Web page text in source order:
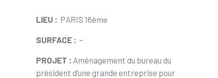
LIEU : PARIS 16ème
SURFACE : –
PROJET : Aménagement du bureau du
prèsident d’une grande entreprise pour